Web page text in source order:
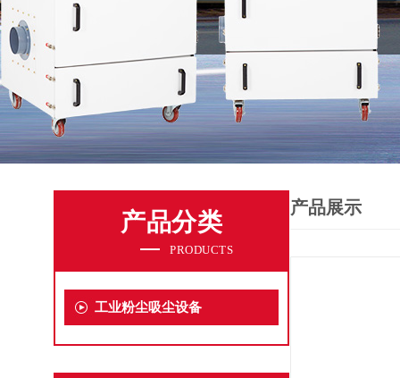
产品分类
PRODUCTS
工业粉尘吸尘设备
产品展示